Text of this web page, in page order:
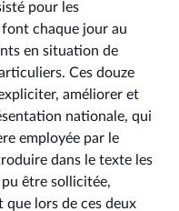
pour les
font chaque jour au
en situation de
Ces douze
améliorer et
nationale, qui
employée par le
dans le texte les
être sollicitée,
que lors de ces deux